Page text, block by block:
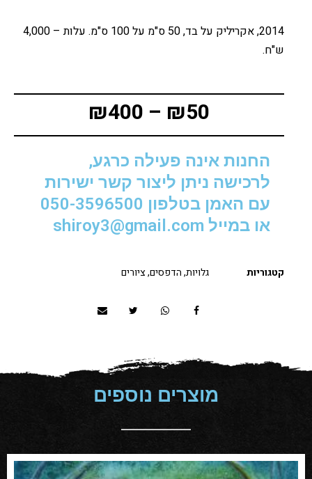
2014, אקריליק על בד, 50 ס"מ על 100 ס"מ. עלות – 4,000
ש"ח.
₪50
–
₪400
החנות אינה פעילה כרגע,
לרכישה ניתן ליצור קשר ישירות
עם האמן בטלפון 050-3596500
או במייל shiroy3@gmail.com
קטגוריות גלויות,הדפסים,ציורים
מוצרים נוספים